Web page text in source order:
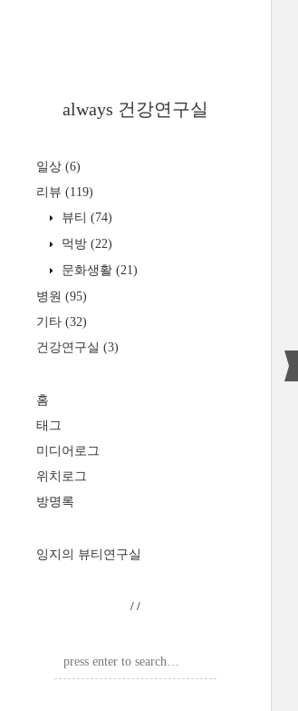
always 건강연구실
일상 (6)
리뷰 (119)
뷰티 (74)
먹방 (22)
문화생활 (21)
병원 (95)
기타 (32)
건강연구실 (3)
홈
태그
미디어로그
위치로그
방명록
잉지의 뷰티연구실
/ /